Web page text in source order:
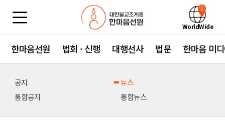
WorldWide
한마음선원 법회 · 신행 대행선사 법문 한마음 미
공지
뉴스
통합공지
통합뉴스